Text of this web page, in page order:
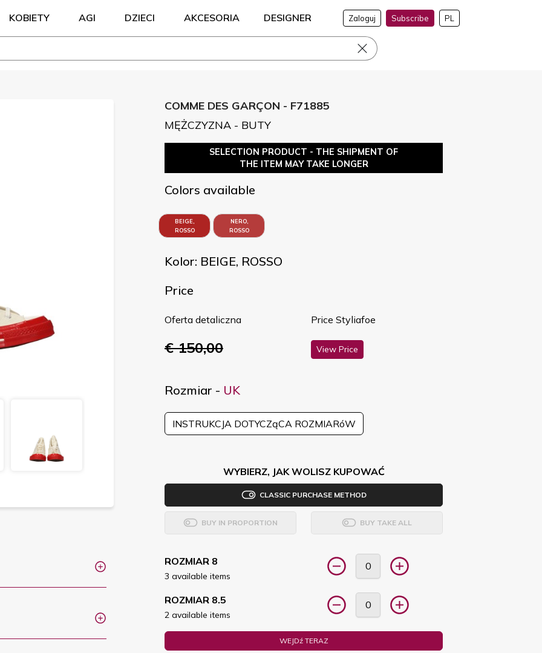
KOBIETY AGI DZIECI AKCESORIA DESIGNER Zaloguj Subscribe PL
COMME DES GARÇON - F71885
MĘŻCZYZNA - BUTY
SELECTION PRODUCT - THE SHIPMENT OF
THE ITEM MAY TAKE LONGER
Colors available
BEIGE,
ROSSO
NERO,
ROSSO
Kolor: BEIGE, ROSSO
Price
Oferta detaliczna
€ 150,00
Price Styliafoe
View Price
Rozmiar - UK
INSTRUKCJA DOTYCZąCA ROZMIARóW
WYBIERZ, JAK WOLISZ KUPOWAĆ
CLASSIC PURCHASE METHOD
BUY IN PROPORTION BUY TAKE ALL
ROZMIAR 8
3 available items
ROZMIAR 8.5
2 available items
WEJDź TERAZ